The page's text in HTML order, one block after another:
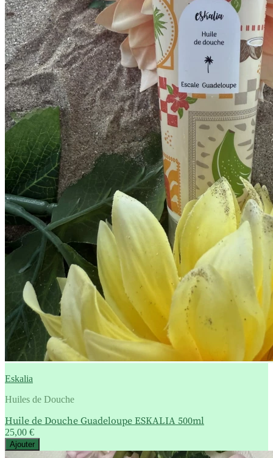
Eskalia
Huiles de Douche
Huile de Douche Guadeloupe ESKALIA 500ml
25,00 €
Ajouter